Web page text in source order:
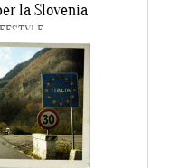
la Slovenia